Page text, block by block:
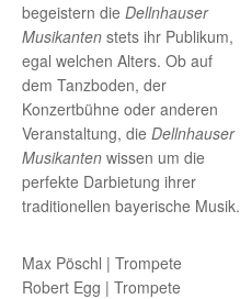
begeistern die Dellnhauser
Musikanten stets ihr Publikum,
egal welchen Alters. Ob auf
dem Tanzboden, der
Konzertbühne oder anderen
Veranstaltung, die Dellnhauser
Musikanten wissen um die
perfekte Darbietung ihrer
traditionellen bayerische Musik.
Max Pöschl | Trompete
Robert Egg | Trompete